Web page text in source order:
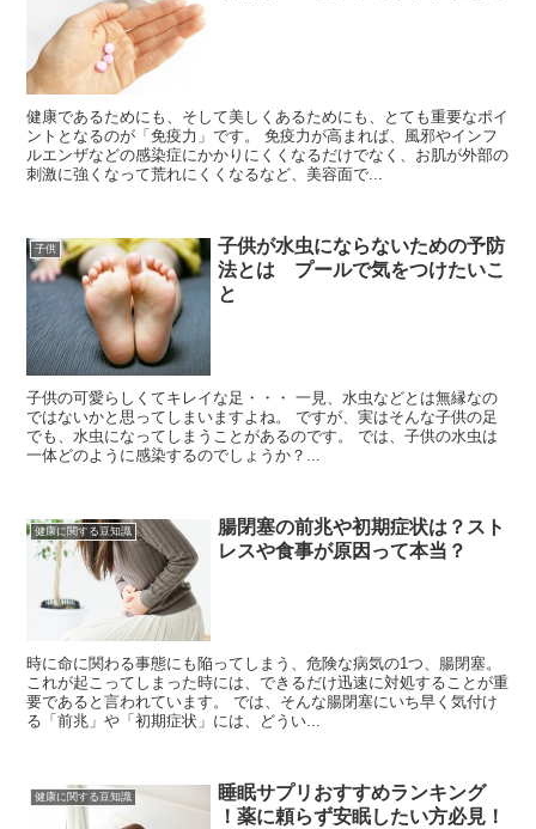
健康であるためにも、そして美しくあるためにも、とても重要なポイ
ントとなるのが「免疫力」です。 免疫力が高まれば、風邪やインフ
ルエンザなどの感染症にかかりにくくなるだけでなく、お肌が外部の
刺激に強くなって荒れにくくなるなど、美容面で...
子供
子供が水虫にならないための予防
法とは プールで気をつけたいこ
と
子供の可愛らしくてキレイな足・・・ 一見、水虫などとは無縁なの
ではないかと思ってしまいますよね。 ですが、実はそんな子供の足
でも、水虫になってしまうことがあるのです。 では、子供の水虫は
一体どのように感染するのでしょうか？...
健康に関する豆知識
腸閉塞の前兆や初期症状は？スト
レスや食事が原因って本当？
時に命に関わる事態にも陥ってしまう、危険な病気の1つ、腸閉塞。
これが起こってしまった時には、できるだけ迅速に対処することが重
要であると言われています。 では、そんな腸閉塞にいち早く気付け
る「前兆」や「初期症状」には、どうい...
健康に関する豆知識
睡眠サプリおすすめランキング
！薬に頼らず安眠したい方必見！